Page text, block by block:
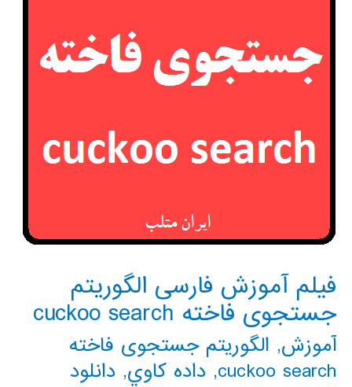
فیلم آموزش فارسی الگوریتم
جستجوی فاخته cuckoo search
آموزش, الگوریتم جستجوی فاخته
cuckoo search
, داده كاوي, دانلود